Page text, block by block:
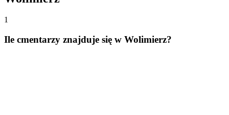
1
Ile cmentarzy znajduje się w Wolimierz?